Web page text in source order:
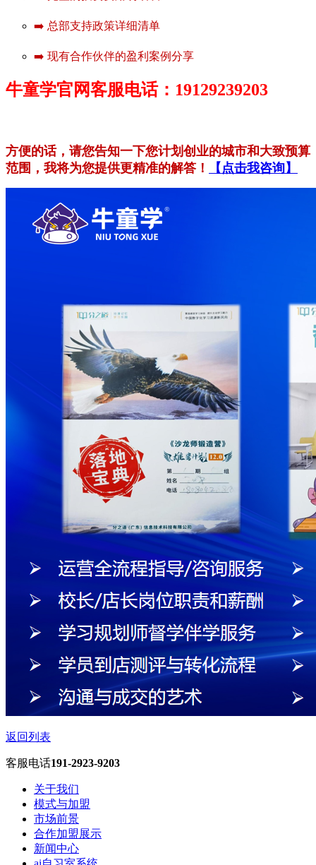
➡️ 总部支持政策详细清单
➡️ 现有合作伙伴的盈利案例分享
牛童学官网客服电话：19129239203
方便的话，请您告知一下您计划创业的城市和大致预算
范围，我将为您提供更精准的解答！
【点击我咨询】
返回列表
客服电话191-2923-9203
关于我们
模式与加盟
市场前景
合作加盟展示
新闻中心